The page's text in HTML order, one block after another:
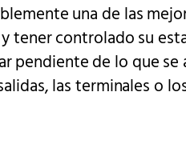
una de las
tener controlado su
pendiente de lo que se
las terminales o